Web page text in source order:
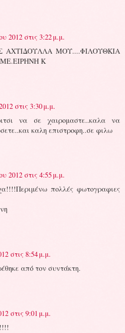
2012 στις 3:22 μ.μ.
ΑΧΤΙΔΟΥΛΛΑ ΜΟΥ....ΦΙΛΟΥΘΚΙΑ
Κ
στις 3:30 μ.μ.
να σε χαιρομαστε..καλα να
καλη επιστροφη..σε φιλω
2012 στις 4:55 μ.μ.
πολλές φωτογραφιες
στις 8:54 μ.μ.
από τον συντάκτη.
στις 9:01 μ.μ.